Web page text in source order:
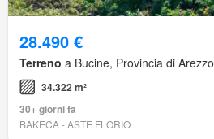
28.490 €
Terreno a Bucine, Provincia di Arezzo
34.322 m²
30+ giorni fa
BAKECA - ASTE FLORIO